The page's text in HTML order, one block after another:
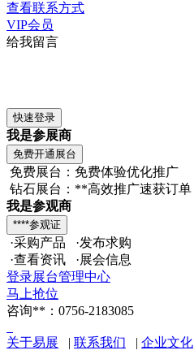
查看联系方式
VIP会员
给我留言
我是参展商
免费展台：免费体验优化推广
钻石展台：**高效推广速获订单
我是参观商
·采购产品 ·发布求购
·查看资讯 ·展会信息
登录展台管理中心
马上抢位
咨询**：0756-2183085
关于易展 | 联系我们 | 企业文化